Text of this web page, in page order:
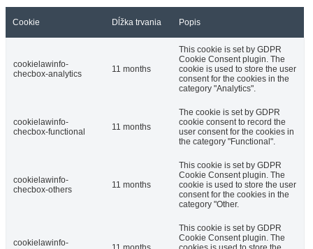
Cookie Dĺžka trvania Popis
cookielawinfo-
checbox-analytics
11 months
This cookie is set by GDPR
Cookie Consent plugin. The
cookie is used to store the user
consent for the cookies in the
category "Analytics".
cookielawinfo-
checbox-functional
11 months
The cookie is set by GDPR
cookie consent to record the
user consent for the cookies in
the category "Functional".
cookielawinfo-
checbox-others
11 months
This cookie is set by GDPR
Cookie Consent plugin. The
cookie is used to store the user
consent for the cookies in the
category "Other.
cookielawinfo-
This cookie is set by GDPR
Cookie Consent plugin. The